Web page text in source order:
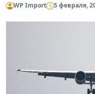
WP Import 5 февраля,